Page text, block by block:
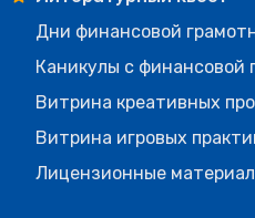
Дни финансовой
Каникулы с финансовой
Витрина креативных
Витрина игровых
Лицензионные